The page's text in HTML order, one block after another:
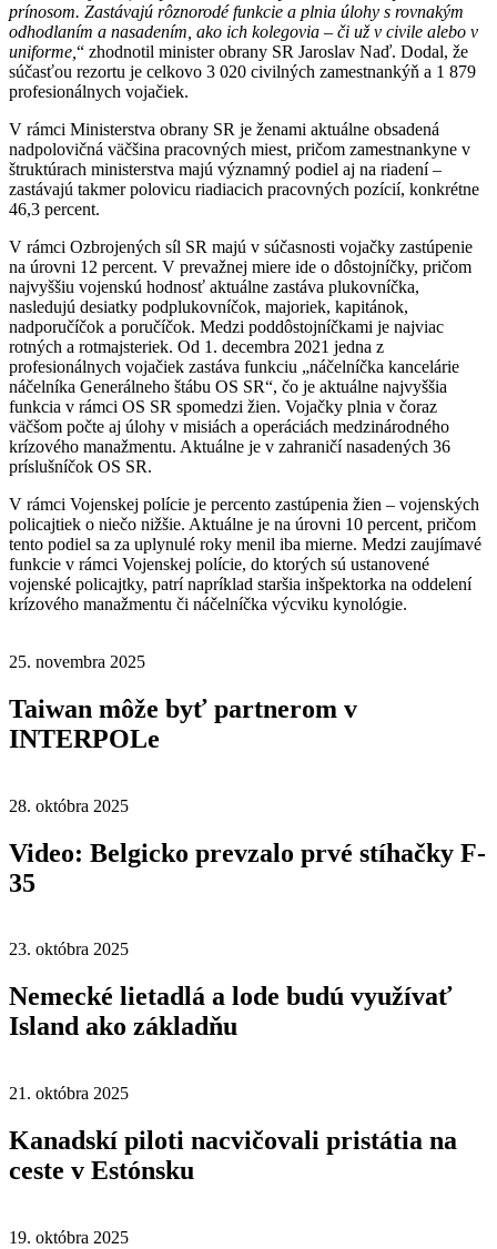
prínosom. Zastávajú rôznorodé funkcie a plnia úlohy s rovnakým
odhodlaním a nasadením, ako ich kolegovia – či už v civile alebo v
uniforme, “ zhodnotil minister obrany SR Jaroslav Naď. Dodal, že
súčasťou rezortu je celkovo 3 020 civilných zamestnankýň a 1 879
profesionálnych vojačiek.
V rámci Ministerstva obrany SR je ženami aktuálne obsadená
nadpolovičná väčšina pracovných miest, pričom zamestnankyne v
štruktúrach ministerstva majú významný podiel aj na riadení –
zastávajú takmer polovicu riadiacich pracovných pozícií, konkrétne
46,3 percent.
V rámci Ozbrojených síl SR majú v súčasnosti vojačky zastúpenie
na úrovni 12 percent. V prevažnej miere ide o dôstojníčky, pričom
najvyššiu vojenskú hodnosť aktuálne zastáva plukovníčka,
nasledujú desiatky podplukovníčok, majoriek, kapitánok,
nadporučíčok a poručíčok. Medzi poddôstojníčkami je najviac
rotných a rotmajsteriek. Od 1. decembra 2021 jedna z
profesionálnych vojačiek zastáva funkciu „náčelníčka kancelárie
náčelníka Generálneho štábu OS SR“, čo je aktuálne najvyššia
funkcia v rámci OS SR spomedzi žien. Vojačky plnia v čoraz
väčšom počte aj úlohy v misiách a operáciách medzinárodného
krízového manažmentu. Aktuálne je v zahraničí nasadených 36
príslušníčok OS SR.
V rámci Vojenskej polície je percento zastúpenia žien – vojenských
policajtiek o niečo nižšie. Aktuálne je na úrovni 10 percent, pričom
tento podiel sa za uplynulé roky menil iba mierne. Medzi zaujímavé
funkcie v rámci Vojenskej polície, do ktorých sú ustanovené
vojenské policajtky, patrí napríklad staršia inšpektorka na oddelení
krízového manažmentu či náčelníčka výcviku kynológie.
25. novembra 2025
Taiwan môže byť partnerom v
INTERPOLe
28. októbra 2025
Video: Belgicko prevzalo prvé stíhačky F-
35
23. októbra 2025
Nemecké lietadlá a lode budú využívať
Island ako základňu
21. októbra 2025
Kanadskí piloti nacvičovali pristátia na
ceste v Estónsku
19. októbra 2025